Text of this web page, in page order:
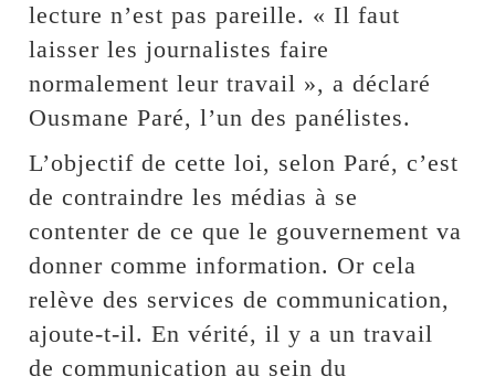
lecture n’est pas pareille. « Il faut
laisser les journalistes faire
normalement leur travail », a déclaré
Ousmane Paré, l’un des panélistes.
L’objectif de cette loi, selon Paré, c’est
de contraindre les médias à se
contenter de ce que le gouvernement va
donner comme information. Or cela
relève des services de communication,
ajoute-t-il. En vérité, il y a un travail
de communication au sein du